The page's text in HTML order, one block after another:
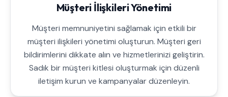
Müşteri İlişkileri Yönetimi
Müşteri memnuniyetini sağlamak için etkili bir
müşteri ilişkileri yönetimi oluşturun. Müşteri geri
bildirimlerini dikkate alın ve hizmetlerinizi geliştirin.
Sadık bir müşteri kitlesi oluşturmak için düzenli
iletişim kurun ve kampanyalar düzenleyin.